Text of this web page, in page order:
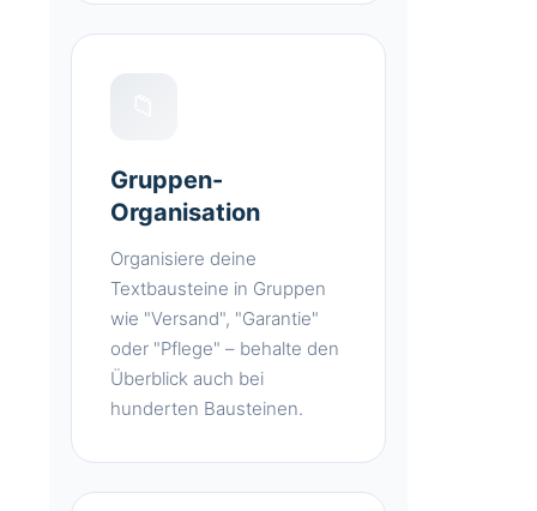
Gruppen-
Organisation
Organisiere deine
Textbausteine in Gruppen
wie "Versand", "Garantie"
oder "Pflege" – behalte den
Überblick auch bei
hunderten Bausteinen.